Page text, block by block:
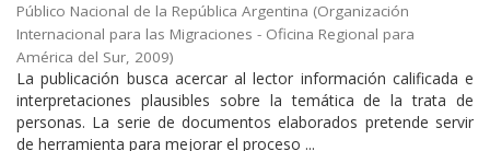
Público Nacional de la República Argentina (Organización
Internacional para las Migraciones - Oficina Regional para
América del Sur, 2009)
La publicación busca acercar al lector información calificada e
interpretaciones plausibles sobre la temática de la trata de
personas. La serie de documentos elaborados pretende servir
de herramienta para mejorar el proceso ...